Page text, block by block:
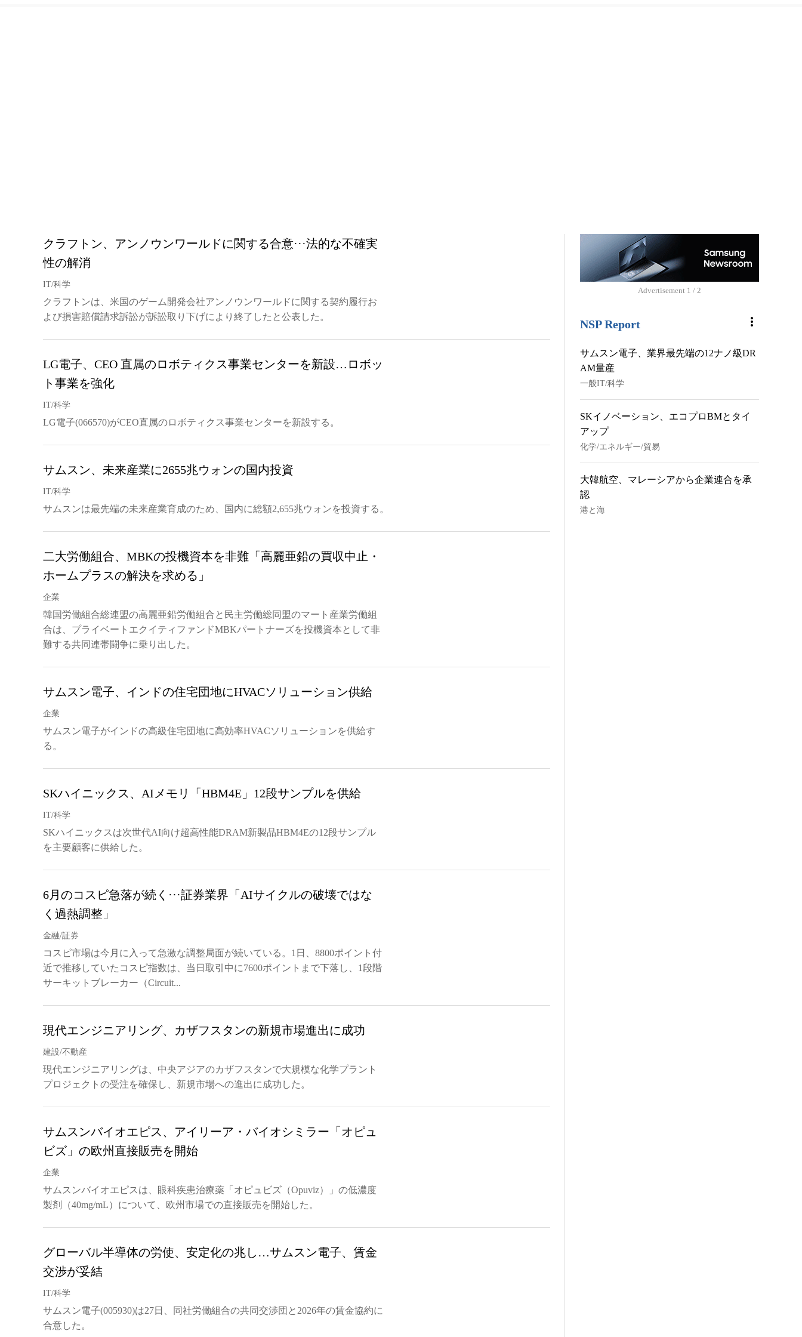
クラフトン、アンノウンワールドに関する合意···法的な不確実
性の解消
IT/科学
クラフトンは、米国のゲーム開発会社アンノウンワールドに関する契約履行お
よび損害賠償請求訴訟が訴訟取り下げにより終了したと公表した。
LG電子、CEO 直属のロボティクス事業センターを新設…ロボッ
ト事業を強化
IT/科学
LG電子(066570)がCEO直属のロボティクス事業センターを新設する。
サムスン、未来産業に2655兆ウォンの国内投資
IT/科学
サムスンは最先端の未来産業育成のため、国内に総額2,655兆ウォンを投資する。
二大労働組合、MBKの投機資本を非難「高麗亜鉛の買収中止・
ホームプラスの解決を求める」
企業
韓国労働組合総連盟の高麗亜鉛労働組合と民主労働総同盟のマート産業労働組
合は、プライベートエクイティファンドMBKパートナーズを投機資本として非
難する共同連帯闘争に乗り出した。
サムスン電子、インドの住宅団地にHVACソリューション供給
企業
サムスン電子がインドの高級住宅団地に高効率HVACソリューションを供給す
る。
SKハイニックス、AIメモリ「HBM4E」12段サンプルを供給
IT/科学
SKハイニックスは次世代AI向け超高性能DRAM新製品HBM4Eの12段サンプル
を主要顧客に供給した。
6月のコスピ急落が続く···証券業界「AIサイクルの破壊ではな
く過熱調整」
金融/証券
コスピ市場は今月に入って急激な調整局面が続いている。1日、8800ポイント付
近で推移していたコスピ指数は、当日取引中に7600ポイントまで下落し、1段階
サーキットブレーカー（Circuit...
現代エンジニアリング、カザフスタンの新規市場進出に成功
建設/不動産
現代エンジニアリングは、中央アジアのカザフスタンで大規模な化学プラント
プロジェクトの受注を確保し、新規市場への進出に成功した。
サムスンバイオエピス、アイリーア・バイオシミラー「オピュ
ビズ」の欧州直接販売を開始
企業
サムスンバイオエピスは、眼科疾患治療薬「オピュビズ（Opuviz）」の低濃度
製剤（40mg/mL）について、欧州市場での直接販売を開始した。
グローバル半導体の労使、安定化の兆し…サムスン電子、賃金
交渉が妥結
IT/科学
サムスン電子(005930)は27日、同社労働組合の共同交渉団と2026年の賃金協約に
合意した。
Advertisement 2 / 2
NSP Report more_vert
サムスン電子、業界最先端の12ナノ級DR
AM量産
一般IT/科学
SKイノベーション、エコプロBMとタイ
アップ
化学/エネルギー/貿易
大韓航空、マレーシアから企業連合を承
認
港と海